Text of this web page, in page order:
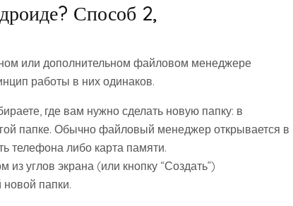
Способ 2,
или дополнительном файловом менеджере
работы в них одинаков.
где вам нужно сделать новую папку: в
папке. Обычно файловый менеджер открывается в
телефона либо карта памяти.
углов экрана (или кнопку “Создать”)
папки.